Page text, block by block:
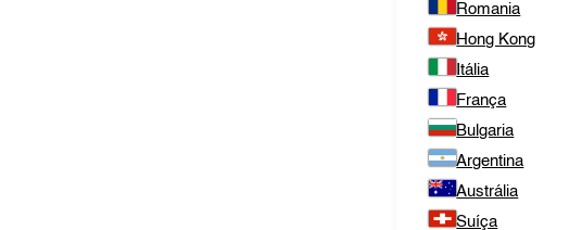
Romania
Hong Kong
Itália
França
Bulgaria
Argentina
Austrália
Suíça